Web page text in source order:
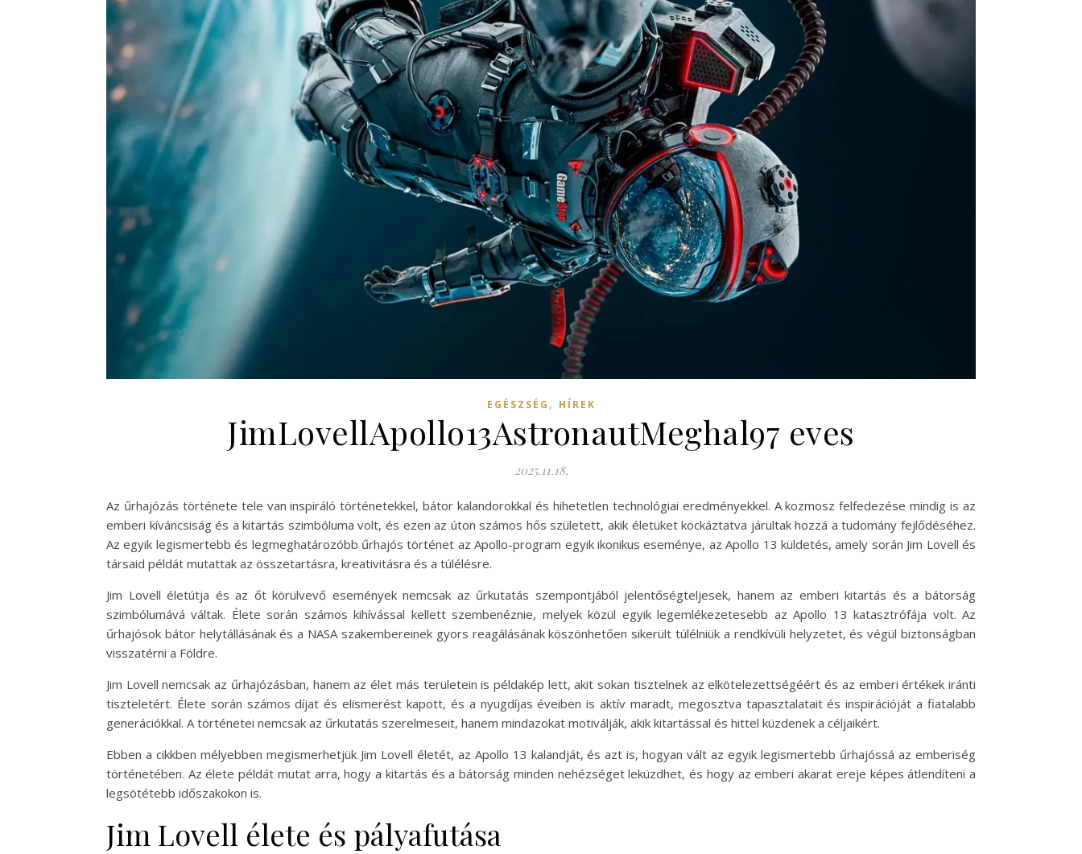
EGÉSZSÉG , HÍREK
JimLovellApollo13AstronautMeghal97 eves
2025.11.18.
Az űrhajózás története tele van inspiráló történetekkel, bátor kalandorokkal és hihetetlen technológiai eredményekkel. A kozmosz felfedezése mindig is az
emberi kíváncsiság és a kitartás szimbóluma volt, és ezen az úton számos hős született, akik életüket kockáztatva járultak hozzá a tudomány fejlődéséhez.
Az egyik legismertebb és legmeghatározóbb űrhajós történet az Apollo-program egyik ikonikus eseménye, az Apollo 13 küldetés, amely során Jim Lovell és
társaid példát mutattak az összetartásra, kreativitásra és a túlélésre.
Jim Lovell életútja és az őt körülvevő események nemcsak az űrkutatás szempontjából jelentőségteljesek, hanem az emberi kitartás és a bátorság
szimbólumává váltak. Élete során számos kihívással kellett szembenéznie, melyek közül egyik legemlékezetesebb az Apollo 13 katasztrófája volt. Az
űrhajósok bátor helytállásának és a NASA szakembereinek gyors reagálásának köszönhetően sikerült túlélniük a rendkívüli helyzetet, és végül biztonságban
visszatérni a Földre.
Jim Lovell nemcsak az űrhajózásban, hanem az élet más területein is példakép lett, akit sokan tisztelnek az elkötelezettségéért és az emberi értékek iránti
tiszteletért. Élete során számos díjat és elismerést kapott, és a nyugdíjas éveiben is aktív maradt, megosztva tapasztalatait és inspirációját a fiatalabb
generációkkal. A történetei nemcsak az űrkutatás szerelmeseit, hanem mindazokat motiválják, akik kitartással és hittel küzdenek a céljaikért.
Ebben a cikkben mélyebben megismerhetjük Jim Lovell életét, az Apollo 13 kalandját, és azt is, hogyan vált az egyik legismertebb űrhajóssá az emberiség
történetében. Az élete példát mutat arra, hogy a kitartás és a bátorság minden nehézséget leküzdhet, és hogy az emberi akarat ereje képes átlendíteni a
legsötétebb időszakokon is.
Jim Lovell élete és pályafutása